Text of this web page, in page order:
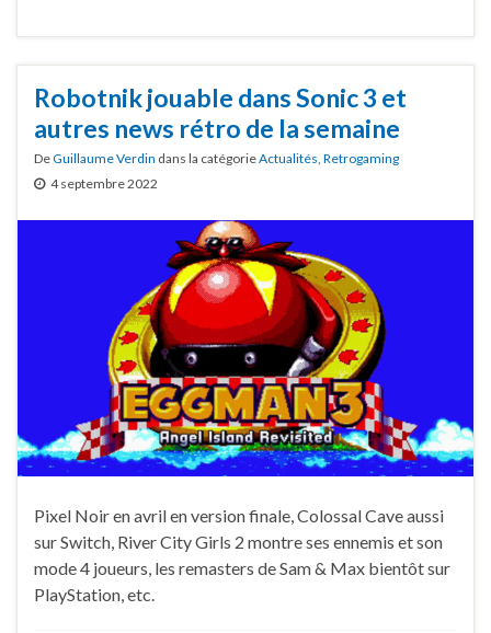
Robotnik jouable dans Sonic 3 et
autres news rétro de la semaine
DeGuillaume Verdin dans la catégorieActualités Retrogaming
4 septembre 2022
Pixel Noir en avril en version finale, Colossal Cave aussi
sur Switch, River City Girls 2 montre ses ennemis et son
mode 4 joueurs, les remasters de Sam & Max bientôt sur
PlayStation, etc.